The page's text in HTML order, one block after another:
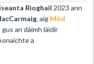
Rìoghail 2023 ann
, aig Mòd
an dàimh làidir
a